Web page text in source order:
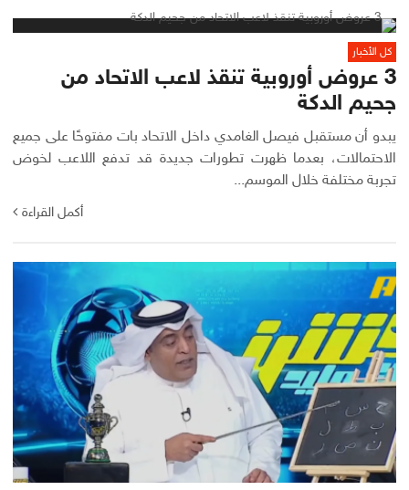
كل الأخبار
3 عروض أوروبية تنقذ لاعب الاتحاد من
جحيم الدكة
يبدو أن مستقبل فيصل الغامدي داخل الاتحاد بات مفتوحًا على جميع
الاحتمالات، بعدما ظهرت تطورات جديدة قد تدفع اللاعب لخوض
تجربة مختلفة خلال الموسم...
أكمل القراءة